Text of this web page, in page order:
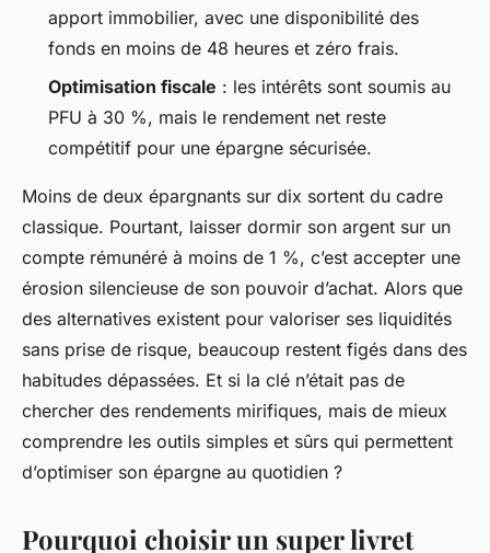
apport immobilier, avec une disponibilité des
fonds en moins de 48 heures et zéro frais.
Optimisation fiscale : les intérêts sont soumis au
PFU à 30 %, mais le rendement net reste
compétitif pour une épargne sécurisée.
Moins de deux épargnants sur dix sortent du cadre
classique. Pourtant, laisser dormir son argent sur un
compte rémunéré à moins de 1 %, c’est accepter une
érosion silencieuse de son pouvoir d’achat. Alors que
des alternatives existent pour valoriser ses liquidités
sans prise de risque, beaucoup restent figés dans des
habitudes dépassées. Et si la clé n’était pas de
chercher des rendements mirifiques, mais de mieux
comprendre les outils simples et sûrs qui permettent
d’optimiser son épargne au quotidien ?
Pourquoi choisir un super livret